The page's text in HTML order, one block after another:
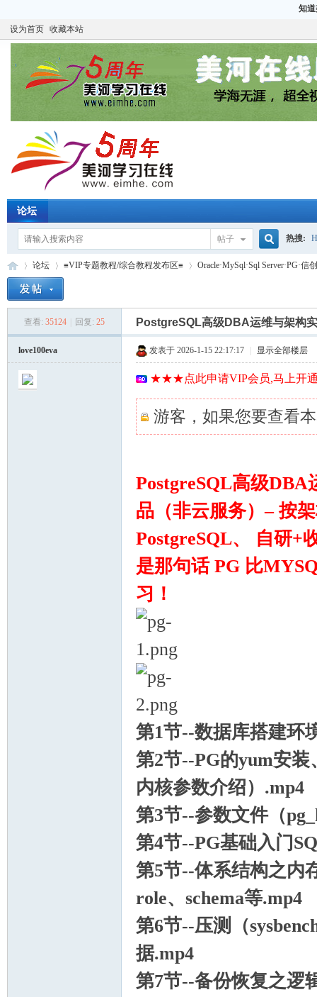
知
设为首页 收藏本站
论坛
帖子
索
热搜:
CCIE
论坛
›
≡VIP专题教程/综合教程发布区≡
›
Oracle·MySql·Sql Server·PG·
查看: 35124 回复: 25 PostgreSQL高级DBA运维与架构
love100eva 发表于 2026-1-15 22:17:17 显示全部楼层
★★★点此申请VIP会员,马上开
游客，如果您要查看
PostgreSQL高级
品（非云服务）– 按
PostgreSQL、 自研+
是那句话 PG 比
习！
第1节--数据库搭建环
第2节--PG的yum安
内核参数介绍）.mp4
第3节--参数文件（
第4节--PG基础入门
第5节--体系结构之内
role、schema等.mp4
第6节--压测（
据.mp4
第7节--备份恢复之逻